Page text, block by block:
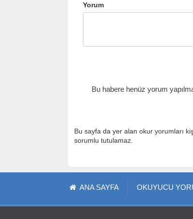
Yorum
Bu habere henüz yorum
Bu sayfa da yer alan okur yorumları
sorumlu tutulamaz.
ANA SAYFA OKUYUCU